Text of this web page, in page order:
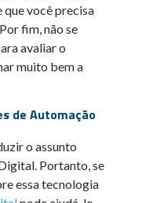
que você precisa
fim, não se
avaliar o
muito bem a
de Automação
o assunto
Portanto, se
essa tecnologia